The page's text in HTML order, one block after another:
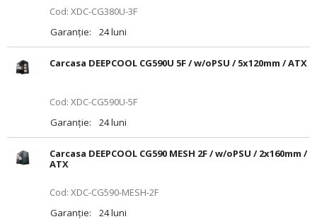
Cod: XDC-CG380U-3F
Garanție:
24 luni
Carcasa DEEPCOOL CG590U 5F / w/oPSU / 5x120mm / ATX
Cod: XDC-CG590U-5F
Garanție:
24 luni
Carcasa DEEPCOOL CG590 MESH 2F / w/oPSU / 2x160mm /
ATX
Cod: XDC-CG590-MESH-2F
Garanție:
24 luni